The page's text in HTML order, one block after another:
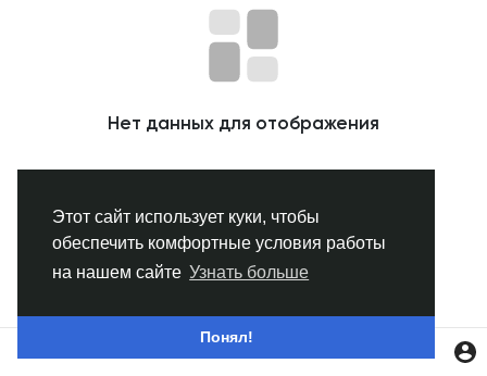
Этот сайт использует куки, чтобы
обеспечить комфортные условия работы
на нашем сайте Узнать больше
Понял!
Популярные посты
Найти сообщения
Нет данных для отображения